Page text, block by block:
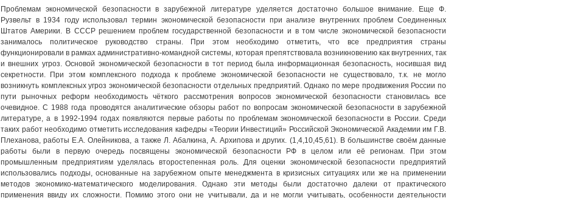
Проблемам экономической безопасности в зарубежной литературе уделяется достаточно большое внимание. Еще Ф.
Рузвельт в 1934 году использовал термин экономической безопасности при анализе внутренних проблем Соединенных
Штатов Америки. В СССР решением проблем государственной безопасности и в том числе экономической безопасности
занималось политическое руководство страны. При этом необходимо отметить, что все предприятия страны
функционировали в рамках административно-командной системы, которая препятствовала возникновению как внутренних, так
и внешних угроз. Основой экономической безопасности в тот период была информационная безопасность, носившая вид
секретности. При этом комплексного подхода к проблеме экономической безопасности не существовало, т.к. не могло
возникнуть комплексных угроз экономической безопасности отдельных предприятий. Однако по мере продвижения России по
пути рыночных реформ необходимость чёткого рассмотрения вопросов экономической безопасности становилась все
очевидное. С 1988 года проводятся аналитические обзоры работ по вопросам экономической безопасности в зарубежной
литературе, а в 1992-1994 годах появляются первые работы по проблемам экономической безопасности в России. Среди
таких работ необходимо отметить исследования кафедры «Теории Инвестиций» Российской Экономической Академии им Г.В.
Плеханова, работы Е.А. Олейникова, а также Л. Абалкина, А. Архипова и других. (1,4,10,45,61). В большинстве своём данные
работы были в первую очередь посвящены экономической безопасности РФ в целом или её регионам. При этом
промышленным предприятиям уделялась второстепенная роль. Для оценки экономической безопасности предприятий
использовались подходы, основанные на зарубежном опыте менеджмента в кризисных ситуациях или же на применении
методов экономико-математического моделирования. Однако эти методы были достаточно далеки от практического
применения ввиду их сложности. Помимо этого они не учитывали, да и не могли учитывать, особенности деятельности